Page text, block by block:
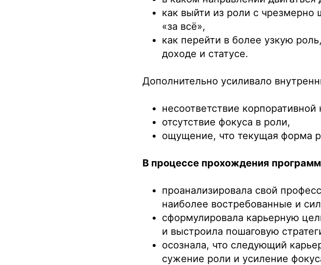
как выйти из роли с
«за всё»,
как перейти в более узкую
доходе и статусе.
Дополнительно усиливало
несоответствие корпоративной
отсутствие фокуса в роли,
ощущение, что текущая форма
В процессе прохождения
проанализировала свой
наиболее востребованные и
сформулировала карьерную
и выстроила пошаговую
осознала, что следующий
сужение роли и усиление